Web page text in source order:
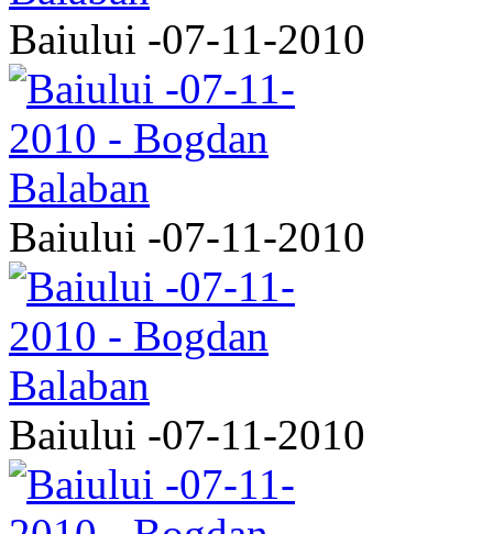
Baiului -07-11-2010
Baiului -07-11-2010
Baiului -07-11-2010